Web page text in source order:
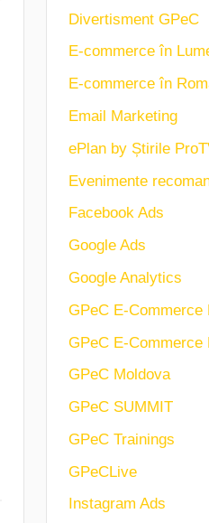
Divertisment GPeC
E-commerce în
E-commerce în
Email Marketing
ePlan by Știrile
Evenimente
Facebook Ads
Google Ads
Google Analytics
GPeC E-Commerce
GPeC E-Commerce
GPeC Moldova
GPeC SUMMIT
GPeC Trainings
GPeCLive
Instagram Ads